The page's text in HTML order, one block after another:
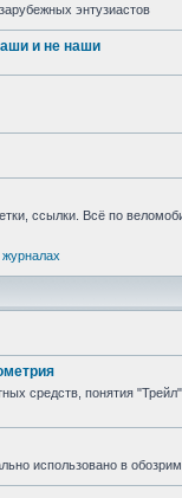
энтузиастов
и не наши
ссылки. Всё по
средств, понятия
использовано в